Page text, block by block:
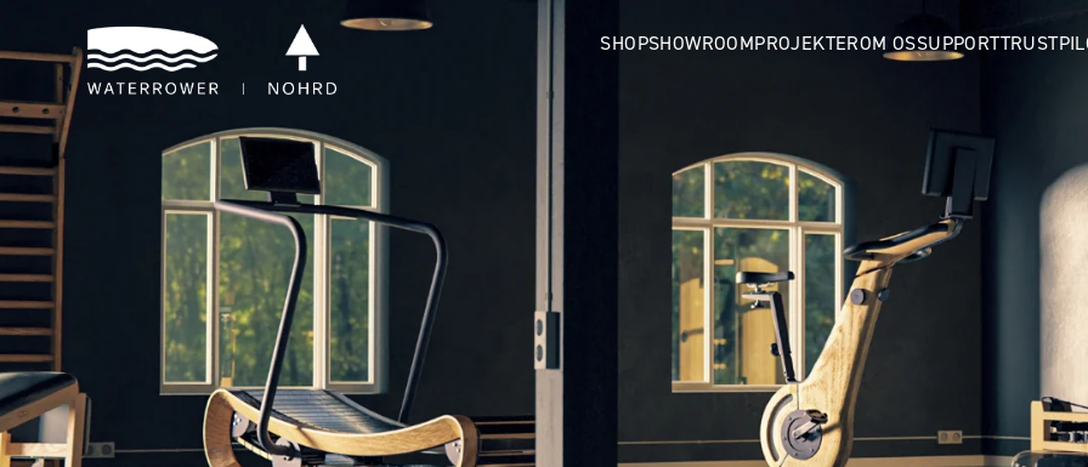
SHOP
WaterRower
Ergometer
WaterRower Hybrid
Romaskine
SHOWROOMPROJEKTEROM OSSUPPORT